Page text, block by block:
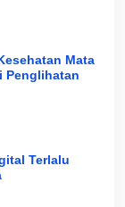
Mata
Penglihatan
Terlalu